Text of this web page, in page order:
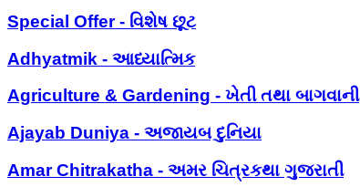
Special Offer - વિશેષ છૂટ
Adhyatmik - આધ્યાત્મિક
Agriculture & Gardening - ખેતી તથા બાગવાની
Ajayab Duniya - અજાયબ દુનિયા
Amar Chitrakatha - અમર ચિત્રકથા ગુજરાતી